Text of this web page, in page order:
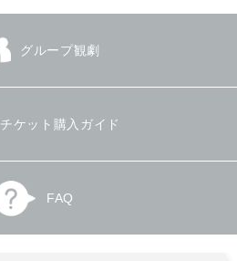
グループ観劇
チケット購入ガイド
FAQ